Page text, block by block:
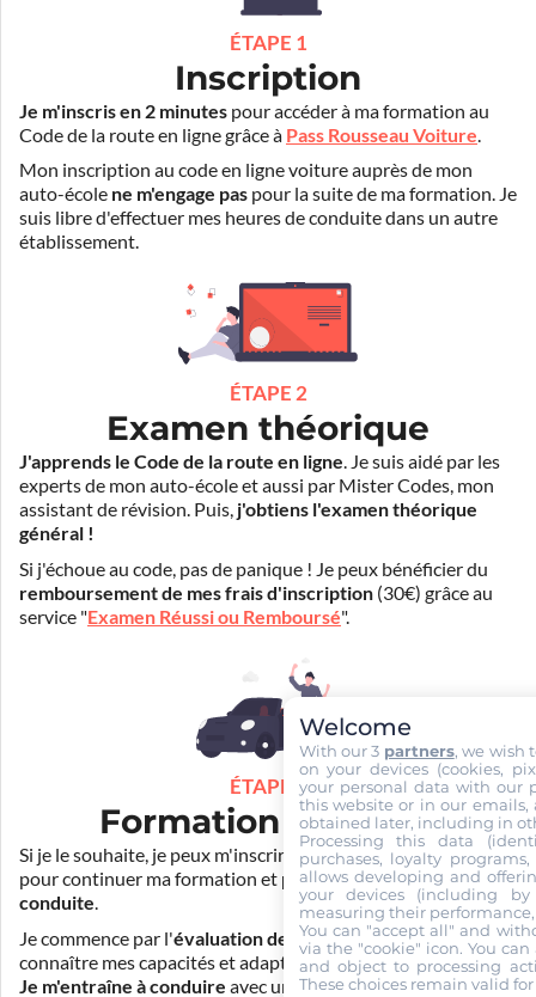
ÉTAPE 1
Inscription
Je m'inscris en 2 minutes pour accéder à ma formation au
Code de la route en ligne grâce à Pass Rousseau Voiture.
Mon inscription au code en ligne voiture auprès de mon
auto-école ne m'engage pas pour la suite de ma formation. Je
suis libre d'effectuer mes heures de conduite dans un autre
établissement.
ÉTAPE 2
Examen théorique
J'apprends le Code de la route en ligne. Je suis aidé par les
experts de mon auto-école et aussi par Mister Codes, mon
assistant de révision. Puis, j'obtiens l'examen théorique
général !
Si j'échoue au code, pas de panique ! Je peux bénéficier du
remboursement de mes frais d'inscription (30€) grâce au
service "Examen Réussi ou Remboursé".
ÉTAPE 3
Formation pratique
Si je le souhaite, je peux m'inscrire auprès de mon auto-école
pour continuer ma formation et prendre des cours de
conduite.
Je commence par l'évaluation de départpour mieux
connaître mes capacités et adapter la durée de ma formation.
Je m'entraîne à conduire avec un simulateur et/ou en
Welcome
With our 3 partners, we wish
on your devices (cookies,
your personal data with our
this website or in our emails,
obtained later, including in
Processing this data
purchases, loyalty
allows developing and
your devices (including
measuring their
You can "accept all" and
via the "cookie" icon. You
and object to processing
These choices remain valid